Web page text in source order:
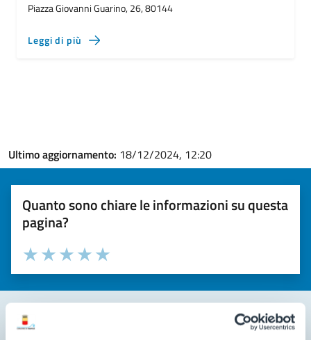
Piazza Giovanni Guarino, 26, 80144
Leggi di più
Ultimo aggiornamento: 18/12/2024, 12:20
Quanto sono chiare le informazioni su questa
pagina?
Valuta la chiarezza delle informazioni (da 1 a 5 stelle)
Seleziona il numero di stelle per valutare la chiarezza delle
Valuta 5 stelle su 5
Valuta 4 stelle su 5
Valuta 3 stelle su 5
Valuta 2 stelle su 5
Valuta 1 stelle su 5